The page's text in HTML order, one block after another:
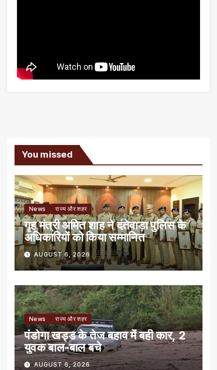
You missed
News राज्य और शहर
गृह मंत्री अमित शाह ने दंतेवाड़ा पुलिस के
अधिकारियों को किया सम्मानित
AUGUST 6, 2026
News राज्य और शहर
पंडोगा खड्ड के तेज बहाव में बही कार, 2
युवक बाल-बाल बचे
AUGUST 6, 2026